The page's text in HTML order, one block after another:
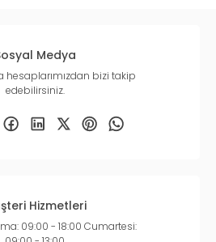
Medya
hesaplarımızdan bizi takip
edebilirsiniz.
Hizmetleri
09:00 - 18:00 Cumartesi: